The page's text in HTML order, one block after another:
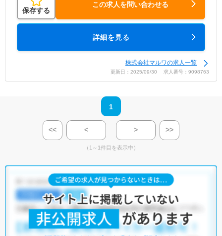
保存する
この求人を問い合わせる
詳細を見る
株式会社マルワの求人一覧
更新日：2025/09/30 求人番号：9098763
1
<< < > >>
（1～1件目を表示中）